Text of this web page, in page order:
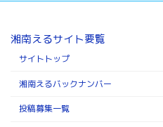
湘南えるサイト要覧
サイトトップ
湘南えるバックナンバー
投稿募集一覧